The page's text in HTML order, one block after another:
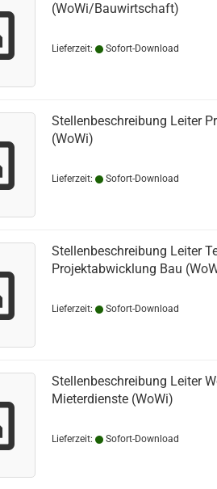
(WoWi/Bauwirtschaft)
Lieferzeit: Sofort-Download
Stellenbeschreibung Leiter
(WoWi)
Lieferzeit: Sofort-Download
Stellenbeschreibung Leiter
Projektabwicklung Bau
Lieferzeit: Sofort-Download
Stellenbeschreibung Leiter
Mieterdienste (WoWi)
Lieferzeit: Sofort-Download